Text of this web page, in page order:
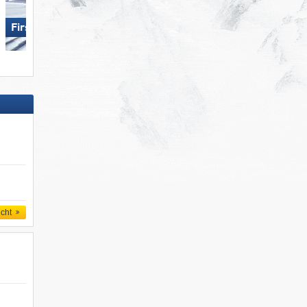
First – Grindelwald
Ski Juwel Alpbachtal
Wildschönau